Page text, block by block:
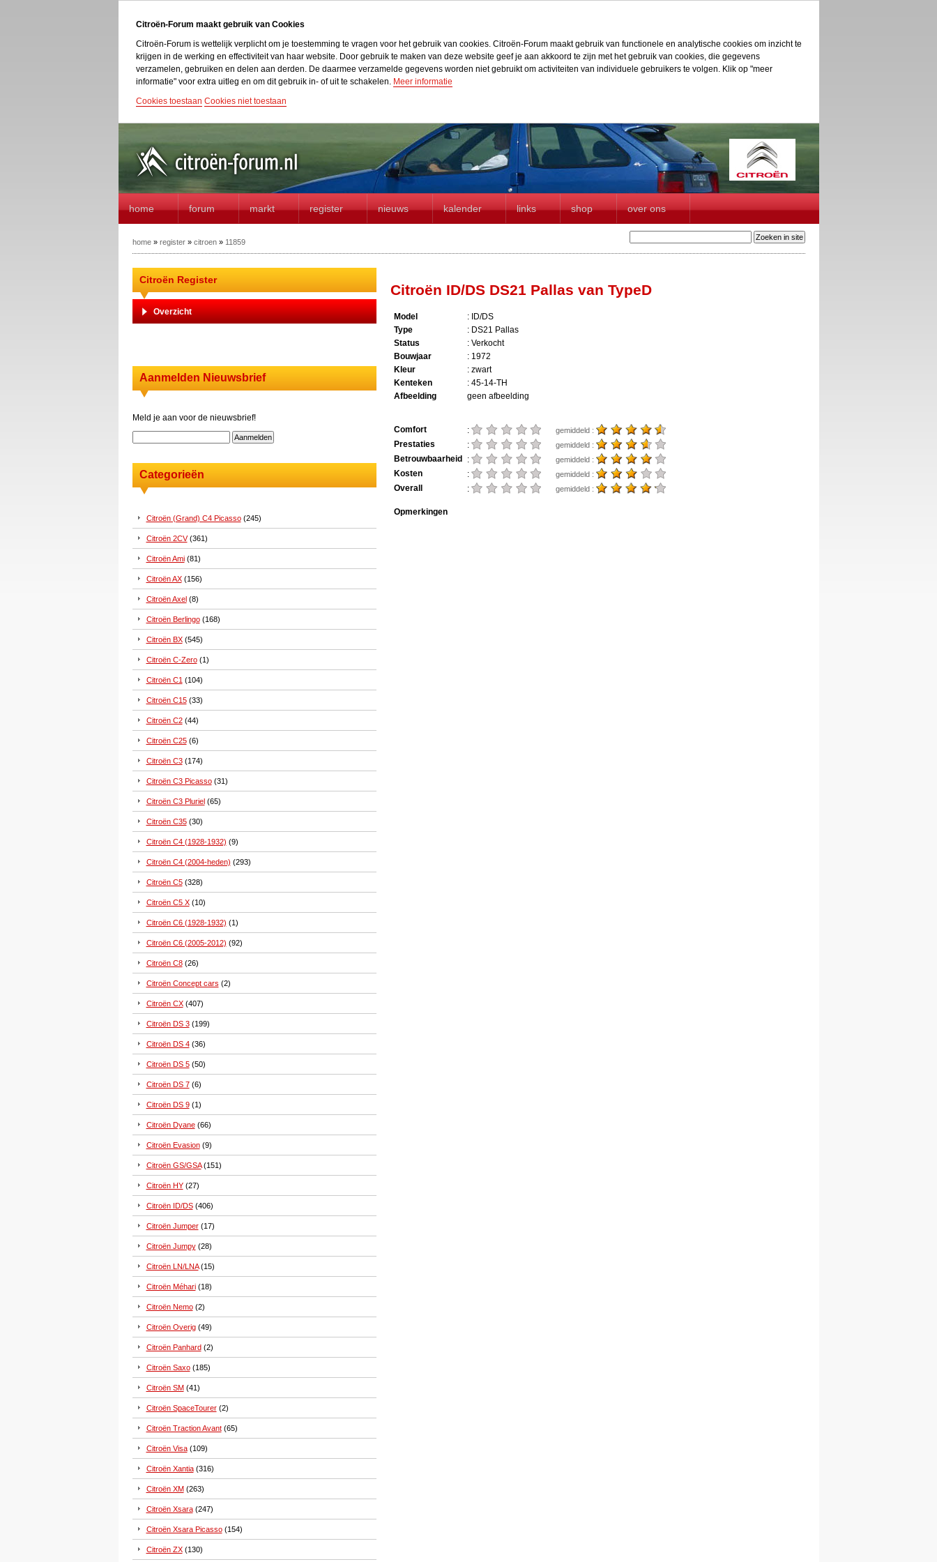
Citroën-Forum maakt gebruik van Cookies
Citroën-Forum is wettelijk verplicht om je toestemming te vragen voor het gebruik van cookies. Citroën-Forum maakt gebruik van functionele en analytische cookies om inzicht te
krijgen in de werking en effectiviteit van haar website. Door gebruik te maken van deze website geef je aan akkoord te zijn met het gebruik van cookies, die gegevens
verzamelen, gebruiken en delen aan derden. De daarmee verzamelde gegevens worden niet gebruikt om activiteiten van individuele gebruikers te volgen. Klik op "meer
informatie" voor extra uitleg en om dit gebruik in- of uit te schakelen. Meer informatie
Cookies toestaan Cookies niet toestaan
home forum markt register nieuws kalender links shop over ons
home» register» citroen» 11859
Citroën Register
Overzicht
Aanmelden Nieuwsbrief
Meld je aan voor de nieuwsbrief!
Categorieën
Citroën (Grand) C4 Picasso(245)
Citroën 2CV(361)
Citroën Ami(81)
Citroën AX(156)
Citroën Axel(8)
Citroën Berlingo(168)
Citroën BX(545)
Citroën C-Zero(1)
Citroën C1 (104)
Citroën C15(33)
Citroën C2(44)
Citroën C25(6)
Citroën C3(174)
Citroën C3 Picasso(31)
Citroën C3 Pluriel(65)
Citroën C35(30)
Citroën C4 (1928-1932) (9)
Citroën C4 (2004-heden) (293)
Citroën C5(328)
Citroën C5 X(10)
Citroën C6 (1928-1932) (1)
Citroën C6 (2005-2012) (92)
Citroën C8(26)
Citroën Concept cars (2)
Citroën CX(407)
Citroën DS 3(199)
Citroën DS 4(36)
Citroën DS 5(50)
Citroën DS 7(6)
Citroën DS 9(1)
Citroën Dyane(66)
Citroën Evasion(9)
Citroën GS/GSA(151)
Citroën HY(27)
Citroën ID/DS(406)
Citroën Jumper(17)
Citroën Jumpy(28)
Citroën LN/LNA(15)
Citroën Méhari(18)
Citroën Nemo(2)
Citroën Overig(49)
Citroën Panhard(2)
Citroën Saxo(185)
Citroën SM(41)
Citroën SpaceTourer(2)
Citroën Traction Avant(65)
Citroën Visa(109)
Citroën Xantia(316)
Citroën XM(263)
Citroën Xsara(247)
Citroën Xsara Picasso(154)
Citroën ZX(130)
Citroën ID/DS DS21 Pallas van TypeD
Model
: ID/DS
Type
: DS21 Pallas
Status
: Verkocht
Bouwjaar
: 1972
Kleur
: zwart
Kenteken
: 45-14-TH
Afbeelding
geen afbeelding
Comfort : gemiddeld :
Prestaties : gemiddeld :
Betrouwbaarheid : gemiddeld :
Kosten : gemiddeld :
Overall : gemiddeld :
Opmerkingen